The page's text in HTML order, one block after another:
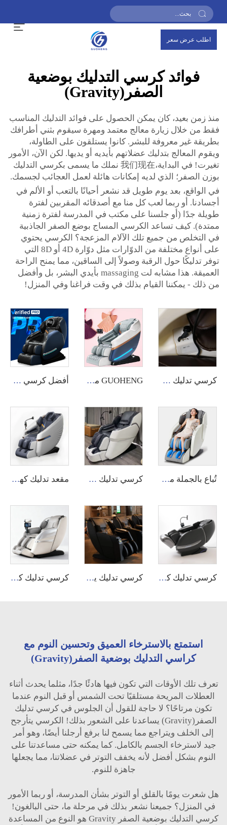
اطلب عرض سعر
فوائد كرسي التدليك بوضعية
الصفر(Gravity)
منذ زمن بعيد، كان يمكن الحصول على فوائد التدليك المناسب
فقط من خلال زيارة معالج معتمد ومهرة سيقوم بثني أطرافك
بطريقة غير معروفة للبشر. كانوا يستلقون على الطاولة،
ويقوم المعالج بتدليك عضلاتهم بأيديه أو يديها. لكن الآن، الأمور
تغيرت! في البداية،我们现在 نملك ما يسمى بكرسي التدليك
بوزن الصفر؛ الذي لديه إمكانات هائلة لعمل العجائب لجسمك.
في الواقع، بعد يوم طويل قد نشعر أحيانًا بالتعب أو الألم في
أجسادنا. أو ربما لعب كل منا مع أصدقائه المقربين لفترة
طويلة جدًا (أو جلسنا على مكتب في المدرسة لفترة زمنية
ممتدة). كيف تساعد الكرسي المساج بوضع الصفر الجاذبية
في التخلص من جميع تلك الآلام المزعجة؟ الكرسي يحتوي
على أنواع مختلفة من الدوّارات مثل دوّارة 4D أو 8D التي
توفر تدليكًا حول الرقبة وصولاً إلى الساقين، مما يمنح الراحة
العميقة. هذا مشابه لت massaging بأيدي البشر، بل وأفضل
من ذلك - يمكننا القيام بذلك في وقت فراغنا وفي المنزل!
كرسي تدليك A10 4D شياطسو بدون ثقل بصوت صناعي وشحن لاسلكي GUOHENG مقعد تدليك بشاشة تعمل باللمس للظهر والقدمين بجسم كامل 8D بجاذبية صفرية فاخر أفضل كرسي شياتسو احترافي مبيعاً كرسي تدليك بتقنية 8D كرسي أريكة ذكي كرسي تدليك للمجسم بالكامل من Guoheng
تُباع بالجملة من المصنع، كراسي تدليك منزلية عالية الجودة ورخيصة بتأثير 4D وانعدام الجاذبية مع تدليك القدمين كرسي تدليك 2025 بتقنية كهربائية ذكية جديدة مع تدليك رباعي الأبعاد وجاذبية صفرية وكامل الجسم مقعد تدليك كهربائي مُسخَّن عالي الجودة بمواصفات حديثة XL أبيض بالكامل مع وظيفة 4D روبوت 2024 مزود بمكبر صوت
كرسي تدليك كهربائي جلد جديد لعام 2026 SL Track مع تدليك كامل للجسم واليدين، مناسب للاستخدام المنزلي كرسي تدليك يعمل بالعملة المعدنية أو ببطاقة الائتمان، ماكينة بيع تجارية، قابلة للاستخدام في المجمعات التجارية والمطارات ودور السينما كرسي تدليك كهربائي بشري اللمس 2025 مع كيس هواء ذكي وذكاء اصطناعي ومكبر صوت وتقنية الجاذبية الصفرية وتدليك الأقدام باللفة الدوارة
استمتع بالاسترخاء العميق وتحسين النوم مع
كراسي التدليك بوضعية الصفر(Gravity)
تعرف تلك الأوقات التي تكون فيها هادئًا جدًا، مثلما يحدث أثناء
العطلات المريحة مستلقيًا تحت الشمس أو قبل النوم عندما
تكون مرتاحًا؟ لا حاجة للقول أن الجلوس في كرسي تدليك
الصفر(Gravity) يساعدنا على الشعور بذلك! الكرسي يتأرجح
إلى الخلف ويتراجع مما يسمح لنا برفع أرجلنا أيضًا، وهو أمر
جيد لاسترخاء الجسم بالكامل. كما يمكنه حتى مساعدتنا على
النوم بشكل أفضل لأنه يخفف التوتر في عضلاتنا، مما يجعلها
جاهزة للنوم.
هل شعرت يومًا بالقلق أو التوتر بشأن المدرسة، أو ربما الأمور
في المنزل؟ جميعنا نشعر بذلك في مرحلة ما، حتى البالغون!
كرسي التدليك بوضعية الصفر Gravity هو النوع من المساعدة